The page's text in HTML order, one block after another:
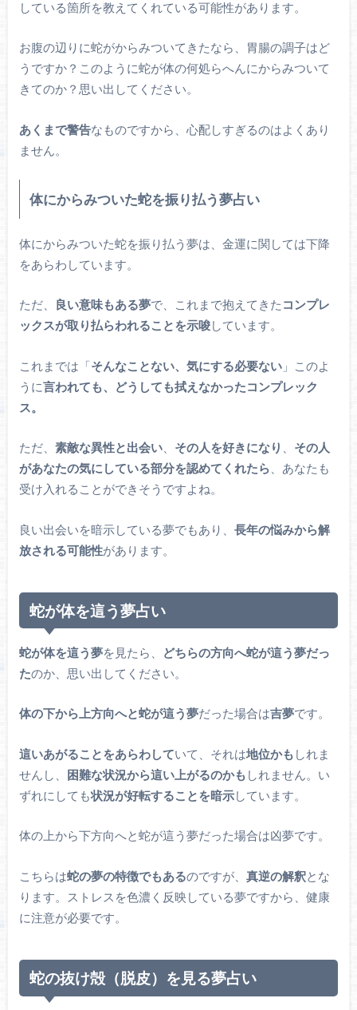
している箇所を教えてくれている可能性があります。
お腹の辺りに蛇がからみついてきたなら、胃腸の調子はど
うですか？このように蛇が体の何処らへんにからみついて
きてのか？思い出してください。
あくまで警告なものですから、心配しすぎるのはよくあり
ません。
体にからみついた蛇を振り払う夢占い
体にからみついた蛇を振り払う夢は、金運に関しては下降
をあらわしています。
ただ、 良い意味もある夢で、これまで抱えてきた コンプレ
ックスが取り払らわれることを示唆しています。
これまでは「そんなことない、気にする必要ない」このよ
うに言われても、どうしても拭えなかったコンプレック
ス。
ただ、 素敵な異性と出会い、 その人を好きになり
その人
があなたの気にしている部分を認めてくれたら 、あなたも
受け入れることができそうですよね。
良い出会いを暗示している夢でもあり、 長年の悩みから解
放される可能性があります。
蛇が体を這う夢占い
蛇が体を這う夢を見たら、
どちらの方向へ蛇が這う夢だっ
たのか、思い出してください。
体の下から上方向へと蛇が這う夢だった場合は吉夢です。
這いあがることをあらわしていて、それは地位かも しれま
せんし、 困難な状況から這い上がるのかも しれません。い
ずれにしても状況が好転することを暗示しています。
体の上から下方向へと蛇が這う夢だった場合は凶夢です。
こちらは蛇の夢の特徴でもあるのですが、 真逆の解釈とな
ります。ストレスを色濃く反映している夢ですから、健康
に注意が必要です。
蛇の抜け殻（脱皮）を見る夢占い